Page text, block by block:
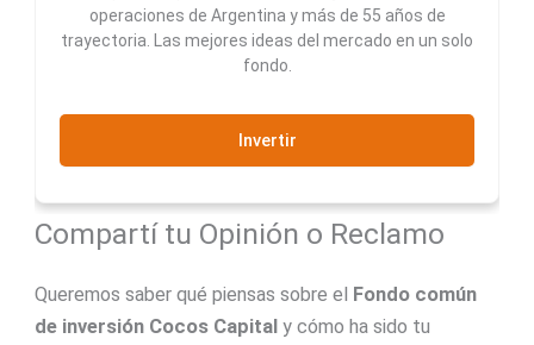
operaciones de Argentina y más de 55 años de
trayectoria. Las mejores ideas del mercado en un solo
fondo.
Invertir
Compartí tu Opinión o Reclamo
Queremos saber qué piensas sobre el Fondo común
de inversión Cocos Capital y cómo ha sido tu